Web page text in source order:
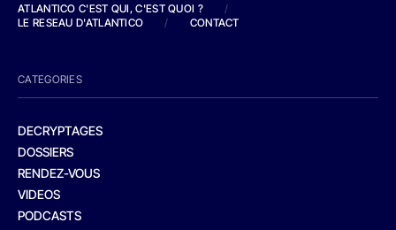
ATLANTICO C'EST QUI, C'EST QUOI ?
/
LE RESEAU D'ATLANTICO
/ CONTACT
CATEGORIES
DECRYPTAGES
DOSSIERS
RENDEZ-VOUS
VIDEOS
PODCASTS